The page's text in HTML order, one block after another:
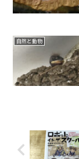
自然と動物